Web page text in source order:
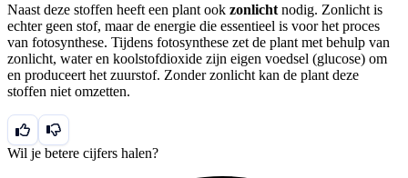
Naast deze stoffen heeft een plant ook zonlicht nodig. Zonlicht is
echter geen stof, maar de energie die essentieel is voor het proces
van fotosynthese. Tijdens fotosynthese zet de plant met behulp van
zonlicht, water en koolstofdioxide zijn eigen voedsel (glucose) om
en produceert het zuurstof. Zonder zonlicht kan de plant deze
stoffen niet omzetten.
Wil je betere cijfers halen?